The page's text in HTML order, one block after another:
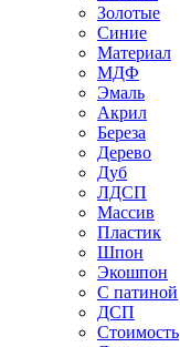
Золотые
Синие
Материал
МДФ
Эмаль
Акрил
Береза
Дерево
Дуб
ЛДСП
Массив
Пластик
Шпон
Экошпон
С патиной
ДСП
Стоимость